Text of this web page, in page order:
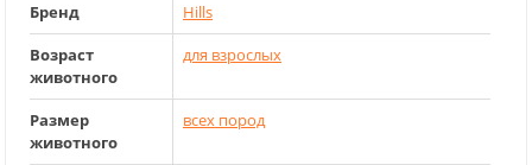
Бренд
Hills
Возраст
животного
для взрослых
Размер
животного
всех пород